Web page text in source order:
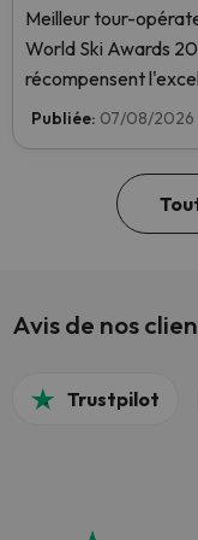
Meilleur tour-
World Ski Awards
récompensent
ski. Votez dès
Publiée: 07/08/2026
Avis de nos
Trustpilot